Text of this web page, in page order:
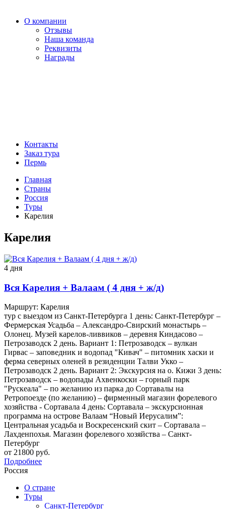
О компании
Отзывы
Наша команда
Реквизиты
Награды
Контакты
Заказ тура
Пермь
Главная
Страны
Россия
Туры
Карелия
Карелия
4 дня
Вся Карелия + Валаам ( 4 дня + ж/д)
Маршрут: Карелия
тур с выездом из Санкт-Петербурга 1 день: Санкт-Петербург –
Фермерская Усадьба – Александро-Свирский монастырь –
Олонец. Музей карелов-ливвиков – деревня Киндасово –
Петрозаводск 2 день. Вариант 1: Петрозаводск – вулкан
Гирвас – заповедник и водопад "Кивач" – питомник хаски и
ферма северных оленей в резиденции Талви Укко –
Петрозаводск 2 день. Вариант 2: Экскурсия на о. Кижи 3 день:
Петрозаводск – водопады Ахвенкоски – горный парк
"Рускеала" – по желанию из парка до Сортавалы на
Ретропоезде (по желанию) – фирменный магазин форелевого
хозяйства - Сортавала 4 день: Сортавала – экскурсионная
программа на острове Валаам “Новый Иерусалим”:
Центральная усадьба и Воскресенский скит – Сортавала –
Лахденпохья. Магазин форелевого хозяйства – Санкт-
Петербург
от 21800 руб.
Подробнее
Россия
О стране
Туры
Санкт-Петербург